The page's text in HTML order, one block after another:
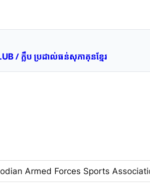
/ ក្លឹប ប្រដាល់ធន់សុភាគុនខ្មែរ
Armed Forces Sports